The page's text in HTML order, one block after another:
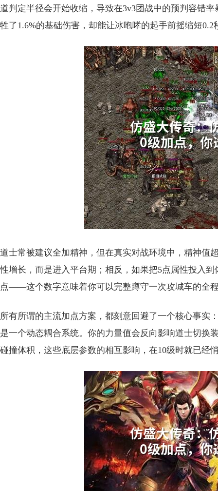
道判定半径会开始收缩，导致在3v3团战中的预判容错
牲了1.6%的基础伤害，却能让冰咆哮的起手前摇缩短
道士常被建议全加精神，但在真实对战环境中，精神值
性增长，而是进入平台期；相反，如果把5点属性投入
点——这个数字意味着你可以完整蹲守一次攻城车的全
所有所谓的主流加点方案，都刻意回避了一个核心事实
是一个动态耦合系统。你的力量值会反向影响道士切换
碰撞体积，这些底层参数的相互影响，在10级时就已经